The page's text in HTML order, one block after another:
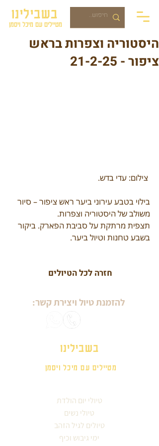
בשבילינו
מטיילים עם מיכל ויסמן
היסטוריה וצפרות בראש
ציפור - 21-2-25
בילוי בטבע עירוני ביער ראש ציפור – סיור
משולב של היסטוריה וצפרות.
תצפית מרתקת על סביבת הפארק. ביקור
בשבע טחנות וטיול ביער.
חזרה לכל הטיולים
להזמנת טיול ויצירת קשר:
בשבילינו
מטיילים עם מיכל ויסמן
טיולי יום הולדת
טיולי נשים
טיולים לגיל הזהב
ימי גיבוש וכיף